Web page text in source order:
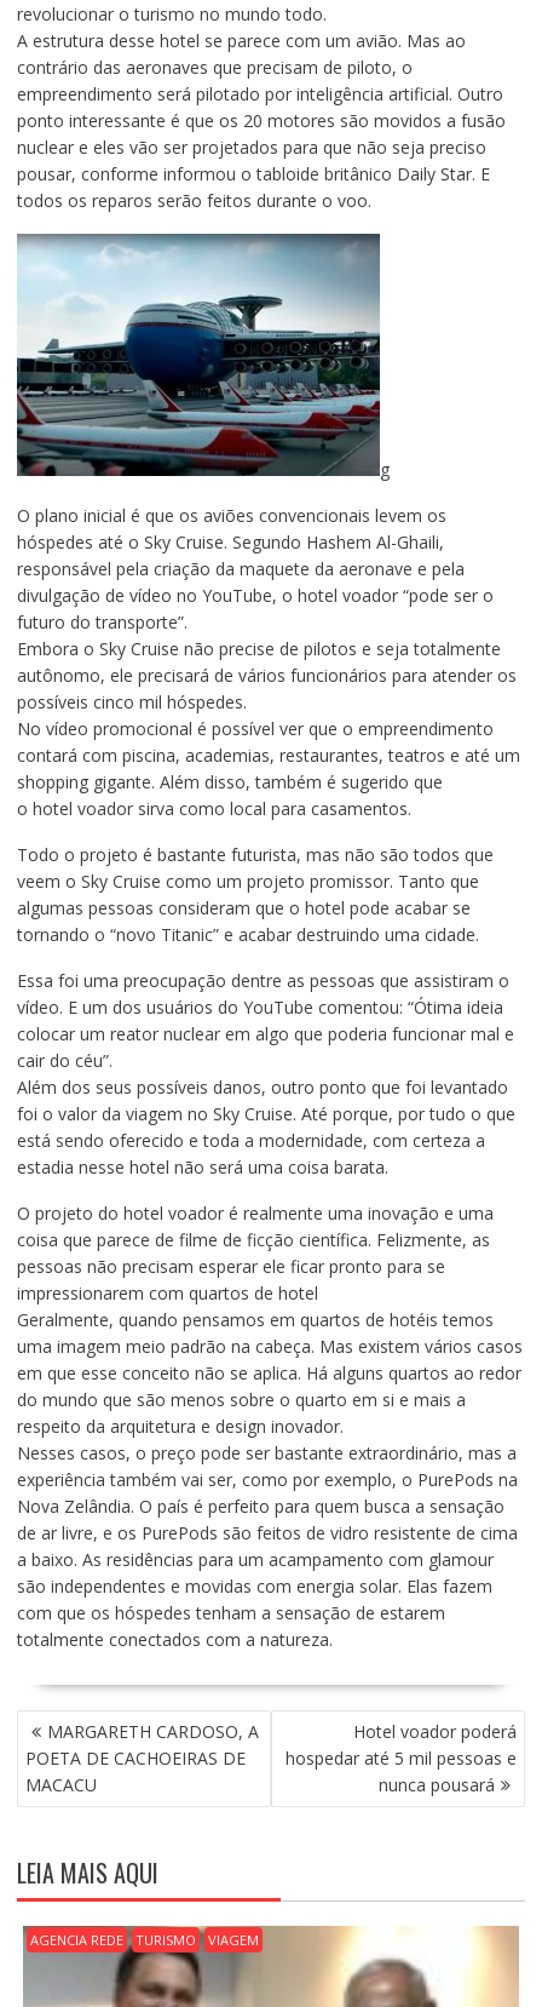
revolucionar o turismo no mundo todo.
A estrutura desse hotel se parece com um avião. Mas ao
contrário das aeronaves que precisam de piloto, o
empreendimento será pilotado por inteligência artificial. Outro
ponto interessante é que os 20 motores são movidos a fusão
nuclear e eles vão ser projetados para que não seja preciso
pousar, conforme informou o tabloide britânico Daily Star. E
todos os reparos serão feitos durante o voo.
g
O plano inicial é que os aviões convencionais levem os
hóspedes até o Sky Cruise. Segundo Hashem Al-Ghaili,
responsável pela criação da maquete da aeronave e pela
divulgação de vídeo no YouTube, o hotel voador “pode ser o
futuro do transporte”.
Embora o Sky Cruise não precise de pilotos e seja totalmente
autônomo, ele precisará de vários funcionários para atender os
possíveis cinco mil hóspedes.
No vídeo promocional é possível ver que o empreendimento
contará com piscina, academias, restaurantes, teatros e até um
shopping gigante. Além disso, também é sugerido que
o hotel voador sirva como local para casamentos.
Todo o projeto é bastante futurista, mas não são todos que
veem o Sky Cruise como um projeto promissor. Tanto que
algumas pessoas consideram que o hotel pode acabar se
tornando o “novo Titanic” e acabar destruindo uma cidade.
Essa foi uma preocupação dentre as pessoas que assistiram o
vídeo. E um dos usuários do YouTube comentou: “Ótima ideia
colocar um reator nuclear em algo que poderia funcionar mal e
cair do céu”.
Além dos seus possíveis danos, outro ponto que foi levantado
foi o valor da viagem no Sky Cruise. Até porque, por tudo o que
está sendo oferecido e toda a modernidade, com certeza a
estadia nesse hotel não será uma coisa barata.
O projeto do hotel voador é realmente uma inovação e uma
coisa que parece de filme de ficção científica. Felizmente, as
pessoas não precisam esperar ele ficar pronto para se
impressionarem com quartos de hotel
Geralmente, quando pensamos em quartos de hotéis temos
uma imagem meio padrão na cabeça. Mas existem vários casos
em que esse conceito não se aplica. Há alguns quartos ao redor
do mundo que são menos sobre o quarto em si e mais a
respeito da arquitetura e design inovador.
Nesses casos, o preço pode ser bastante extraordinário, mas a
experiência também vai ser, como por exemplo, o PurePods na
Nova Zelândia. O país é perfeito para quem busca a sensação
de ar livre, e os PurePods são feitos de vidro resistente de cima
a baixo. As residências para um acampamento com glamour
são independentes e movidas com energia solar. Elas fazem
com que os hóspedes tenham a sensação de estarem
totalmente conectados com a natureza.
N
A
V
E
A
Ç
Ã
O
D
MARGARETH CARDOSO, A
POETA DE CACHOEIRAS DE
MACACU
Hotel voador poderá
hospedar até 5 mil pessoas e
nunca pousará
LEIA MAIS AQUI
AGENCIA REDE TURISMO VIAGEM